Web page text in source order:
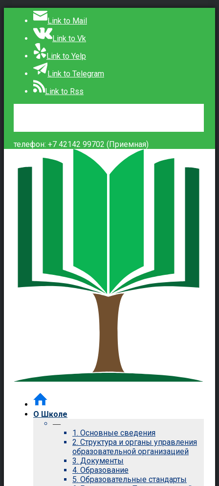
Link to Mail
Link to Vk
Link to Yelp
Link to Telegram
Link to Rss
телефон: +7 42142 99702 (Приемная)
О Школе
—
1. Основные сведения
2. Структура и органы управления
образовательной организацией
3. Документы
4. Образование
5. Образовательные стандарты